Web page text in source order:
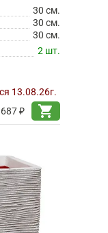
30 см.
30 см.
30 см.
2 шт.
13.08.26г.
₽
shopping_cart